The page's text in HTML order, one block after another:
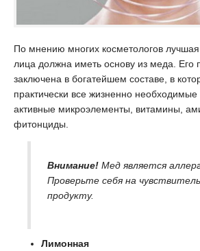
По мнению многих косметологов
лица должна иметь основу из меда. Его
заключена в богатейшем составе, в
практически все жизненно необходимые
активные микроэлементы, витамины,
фитонциды.
Внимание! Мед является
Проверьте себя на
продукту.
Лимонная